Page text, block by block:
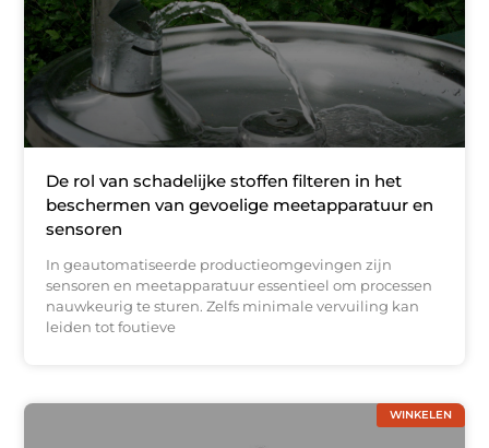
De rol van schadelijke stoffen filteren in het
beschermen van gevoelige meetapparatuur en
sensoren
In geautomatiseerde productieomgevingen zijn
sensoren en meetapparatuur essentieel om processen
nauwkeurig te sturen. Zelfs minimale vervuiling kan
leiden tot foutieve
WINKELEN